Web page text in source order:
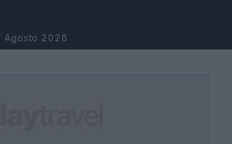
Agosto 2026